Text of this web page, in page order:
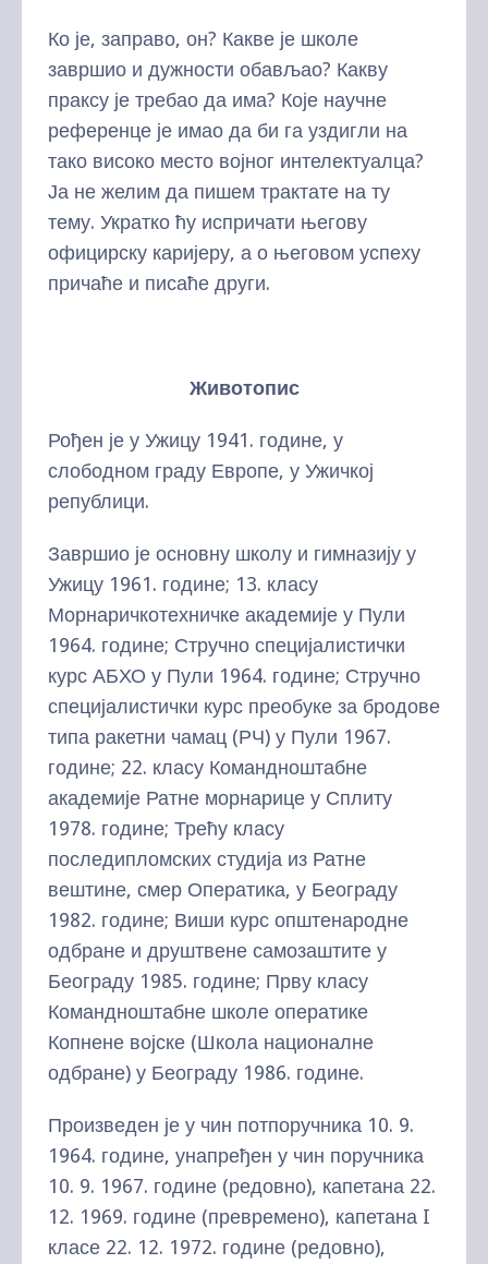
Ко је, заправо, он? Какве је школе
завршио и дужности обављао? Какву
праксу је требао да има? Које научне
референце је имао да би га уздигли на
тако високо место војног интелектуалца?
Ја не желим да пишем трактате на ту
тему. Укратко ћу испричати његову
официрску каријеру, а о његовом успеху
причаће и писаће други.
Животопис
Рођен је у Ужицу 1941. године, у
слободном граду Европе, у Ужичкој
републици.
Завршио је основну школу и гимназију у
Ужицу 1961. године; 13. класу
Морнаричкотехничке академије у Пули
1964. године; Стручно специјалистички
курс АБХО у Пули 1964. године; Стручно
специјалистички курс преобуке за бродове
типа ракетни чамац (РЧ) у Пули 1967.
године; 22. класу Командноштабне
академије Ратне морнарице у Сплиту
1978. године; Трећу класу
последипломских студија из Ратне
вештине, смер Оператика, у Београду
1982. године; Виши курс општенародне
одбране и друштвене самозаштите у
Београду 1985. године; Прву класу
Командноштабне школе оператике
Копнене војске (Школа националне
одбране) у Београду 1986. године.
Произведен је у чин потпоручника 10. 9.
1964. године, унапређен у чин поручника
10. 9. 1967. године (редовно), капетана 22.
12. 1969. године (превремено), капетана I
класе 22. 12. 1972. године (редовно),